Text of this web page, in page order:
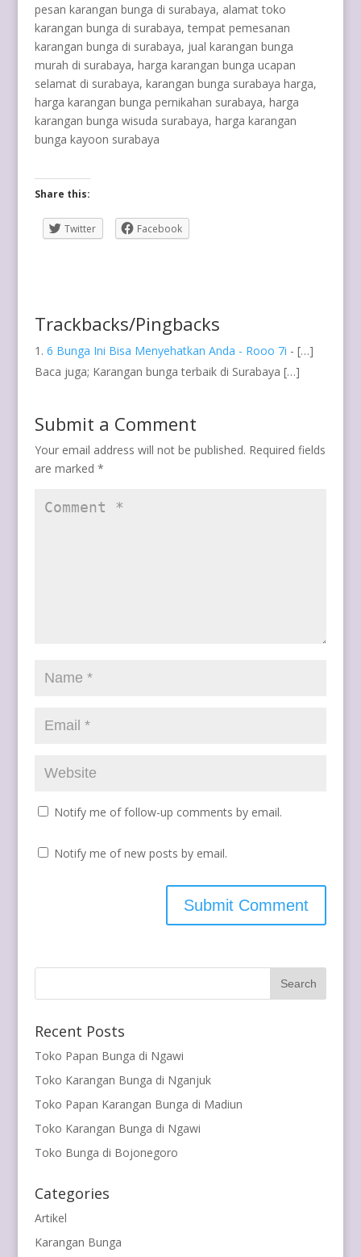
pesan karangan bunga di surabaya, alamat toko
karangan bunga di surabaya, tempat pemesanan
karangan bunga di surabaya, jual karangan bunga
murah di surabaya, harga karangan bunga ucapan
selamat di surabaya, karangan bunga surabaya harga,
harga karangan bunga pernikahan surabaya, harga
karangan bunga wisuda surabaya, harga karangan
bunga kayoon surabaya
Share this:
Twitter Facebook
Trackbacks/Pingbacks
6 Bunga Ini Bisa Menyehatkan Anda - Rooo 7i - […]
Baca juga; Karangan bunga terbaik di Surabaya […]
Submit a Comment
Your email address will not be published. Required fields
are marked *
Notify me of follow-up comments by email.
Notify me of new posts by email.
Recent Posts
Toko Papan Bunga di Ngawi
Toko Karangan Bunga di Nganjuk
Toko Papan Karangan Bunga di Madiun
Toko Karangan Bunga di Ngawi
Toko Bunga di Bojonegoro
Categories
Artikel
Karangan Bunga